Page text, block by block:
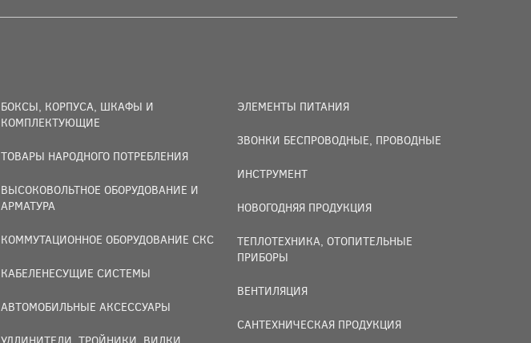
БОКСЫ, КОРПУСА, ШКАФЫ И
КОМПЛЕКТУЮЩИЕ
ТОВАРЫ НАРОДНОГО ПОТРЕБЛЕНИЯ
ВЫСОКОВОЛЬТНОЕ ОБОРУДОВАНИЕ И
АРМАТУРА
КОММУТАЦИОННОЕ ОБОРУДОВАНИЕ СКС
КАБЕЛЕНЕСУЩИЕ СИСТЕМЫ
АВТОМОБИЛЬНЫЕ АКСЕССУАРЫ
ЭЛЕМЕНТЫ ПИТАНИЯ
ЗВОНКИ БЕСПРОВОДНЫЕ, ПРОВОДНЫЕ
ИНСТРУМЕНТ
НОВОГОДНЯЯ ПРОДУКЦИЯ
ТЕПЛОТЕХНИКА, ОТОПИТЕЛЬНЫЕ
ПРИБОРЫ
ВЕНТИЛЯЦИЯ
САНТЕХНИЧЕСКАЯ ПРОДУКЦИЯ